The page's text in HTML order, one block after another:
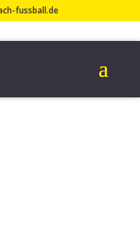
fussball.de